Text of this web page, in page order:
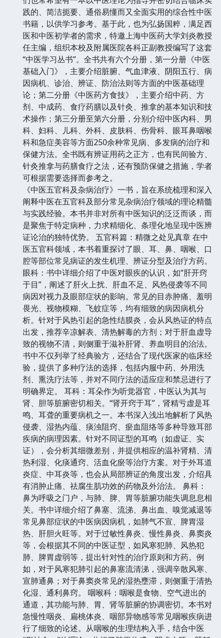
践的、简洁扼要、通俗易懂而又全面实用的综合性中医
书籍，以供学习参考。基于此，也为弘扬国粹，满足西
医和中医初学者的需求，特邀上海中医药大学刘炎教授
任主编，组织本校及附属医院各科正副教授编写了这套
“中医学习丛书”。全书共有六个分册，第一分册《中医
基础入门》，主要介绍脏腑、气血津液、阴阳五行、病
因病机、诊治、辨证、防治法则等方面的中医基础理
论；第二分册《中医药方食技》，主要介绍中药、方
剂、中成药、食疗药膳以及针灸、推拿的基本知识和技
术操作；第三分册至第六分册，分别介绍中医内科、男
科、妇科、儿科、外科、皮肤科、伤骨科、眼耳鼻咽喉
科和急症美容等方面250余种常见病、多发病的治疗和
保健方法。全书既有辨证用药之正方，也有民间验方、
针灸推拿与药膳食疗之法，还有预防保健之措施，学者
可根据需要选择而参考之。
《中医五官科及杂病治疗》一书，旨在系统梳理和深入
阐释中医在五官科及部分常见杂病治疗领域的理论精髓
与实践经验。本书并非对所有中医知识的泛泛而谈，而
是聚焦于特定病种，力求精细化、条理化地呈现中医辨
证论治的独特优势。 五官科篇：精微之处见真章 在中
医五官科领域，本书着重探讨了眼、耳、鼻、咽喉、口
腔等部位常见病证的发生机理、辨证分型及治疗方药。
眼科：书中详细介绍了中医对眼疾的认识，如“肝开窍
于目”，阐述了肝火上扰、肝血不足、风热侵袭等不同
病因对视力及眼部症状的影响。常见的目赤肿痛、羞明
畏光、视物模糊、飞蚊症等，均有细致的病因病机分
析。针对于风热引起的急性结膜炎，会从风热证的特点
出发，推荐辛凉解表、清热解毒的方剂；对于肝血虚导
致的视物不清，则侧重于滋补肝肾、养血明目的治法。
书中不仅列举了经典验方，还结合了现代医家的临床经
验，提供了多种疗法的选择，包括内服中药、外用洗
剂、熏洗疗法等，并对不同疗法的适应症和禁忌进行了
明确界定。 耳科：耳朵作为听觉器官，中医认为其与
肾、胆等脏腑密切相关。“肾开窍于耳”，肾精亏虚是耳
鸣、耳聋的重要病机之一。本书深入浅出地解析了风热
侵袭、湿热内蕴、痰浊阻窍、瘀血阻络等多种导致耳部
疾病的病理因素。针对不同证型的耳鸣（如虚证、实
证），会分析其细微差别，并提供相应的温补肾精、清
热利湿、化痰通窍、活血化瘀等治疗方案。对于外耳道
炎症、中耳炎等，也会从局部辨证的角度出发，介绍具
有消肿止痛、祛腐生肌功效的药物及外治法。 鼻科：
鼻为呼吸之门户，与肺、脾、胃等脏腑功能失调息息相
关。书中详细介绍了鼻塞、流涕、鼻出血、嗅觉减退等
常见鼻部症状的中医病因病机，如肺气不宣、脾胃湿
热、肝胆火旺等。对于过敏性鼻炎、慢性鼻炎、鼻窦炎
等，会根据其不同的中医证型，如风寒犯肺、风热犯
肺、脾胃虚弱等，提出针对性的治疗原则和方药。例
如，对于风寒犯肺引起的鼻塞流清涕，强调辛散风寒、
宣肺通鼻；对于鼻窦炎常见的湿热壅滞，则侧重于清热
化湿、通利鼻窍。 咽喉科：咽喉是食物、空气进出的
通道，其功能与肺、胃、肾等脏腑的协调密切。本书对
急慢性咽炎、扁桃体炎、咽部异物感等常见咽喉疾病进
行了细致的论述。从咽喉的生理结构入手，结合中医